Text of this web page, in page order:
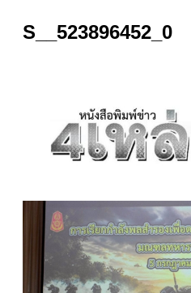
S__523896452_0